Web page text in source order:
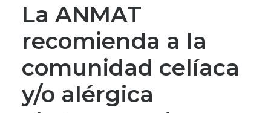
La ANMAT
recomienda a la
comunidad celíaca
y/o alérgica